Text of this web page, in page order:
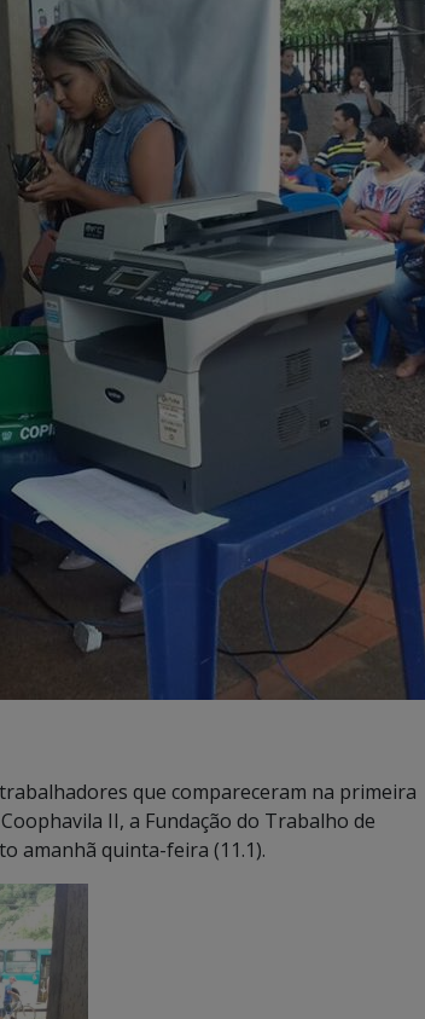
que compareceram na primeira
II, a Fundação do Trabalho de
amanhã quinta-feira (11.1).